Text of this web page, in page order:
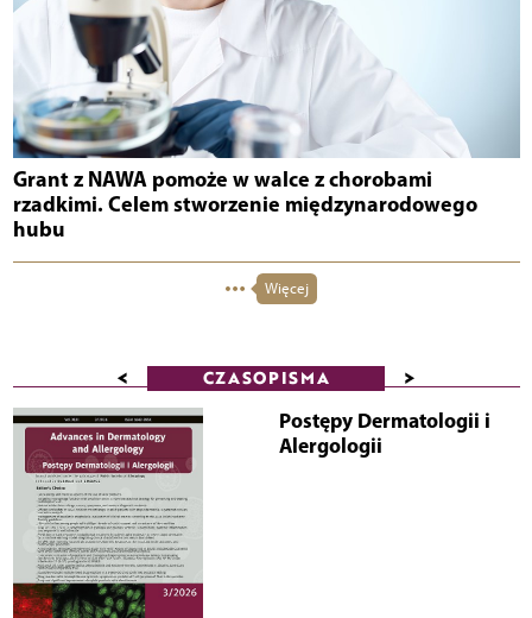
Grant z NAWA pomoże w walce z chorobami
rzadkimi. Celem stworzenie międzynarodowego
hubu
Więcej
< CZASOPISMA >
Postępy Dermatologii i
Alergologii